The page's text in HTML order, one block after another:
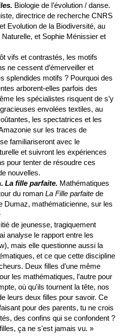
Biologie de l’évolution / danse.
directrice de recherche CNRS
Evolution de la Biodiversité, au
et Sophie Ménissier et
vifs et contrastés, les motifs
ne cessent d’émerveiller et
splendides motifs ? Pourquoi des
arborent-elles parfois des
les spécialistes risquent de s’y
envolées textiles, au
les spectatrices et les
sur les traces de
familiariseront avec le
et suivront les expériences
pour tenter de résoudre ces
nouvelles.
La fille parfaite. Mathématiques
du roman La Fille parfaite de
Dumaz, mathématicienne, sur les
de jeunesse, tragiquement
analyse le rapport entre les
mais elle questionne aussi la
et ce que cette discipline
Deux filles d’une même
les mathématiques, l’autre pour
où qu'ils tournent la tête, nos
leurs deux filles pour savoir. Ce
pour des parents, tu ne crois
des confins qui se confondent ?
ça ne s'est jamais vu. »